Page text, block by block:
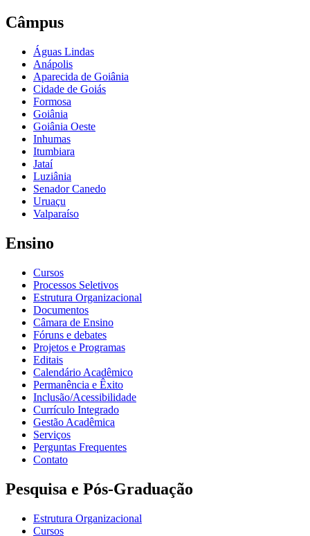
Câmpus
Águas Lindas
Anápolis
Aparecida de Goiânia
Cidade de Goiás
Formosa
Goiânia
Goiânia Oeste
Inhumas
Itumbiara
Jataí
Luziânia
Senador Canedo
Uruaçu
Valparaíso
Ensino
Cursos
Processos Seletivos
Estrutura Organizacional
Documentos
Câmara de Ensino
Fóruns e debates
Projetos e Programas
Editais
Calendário Acadêmico
Permanência e Êxito
Inclusão/Acessibilidade
Currículo Integrado
Gestão Acadêmica
Serviços
Perguntas Frequentes
Contato
Pesquisa e Pós-Graduação
Estrutura Organizacional
Cursos